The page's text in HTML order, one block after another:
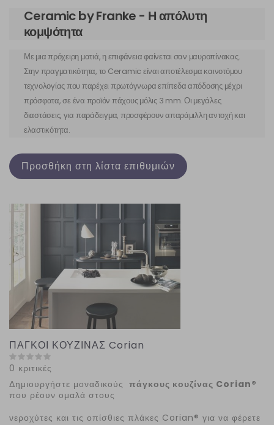
Ceramic by Franke - Η απόλυτη
κομψότητα
Με μια πρόχειρη ματιά, η επιφάνεια φαίνεται σαν μαυροπίνακας.
Στην πραγματικότητα, το Ceramic είναι αποτέλεσμα καινοτόμου
τεχνολογίας που παρέχει πρωτόγνωρα επίπεδα απόδοσης μέχρι
πρόσφατα, σε ένα προϊόν πάχους μόλις 3 mm. Οι μεγάλες
διαστάσεις, για παράδειγμα, προσφέρουν απαράμιλλη αντοχή και
ελαστικότητα.
Προσθήκη στη λίστα επιθυμιών
ΠΑΓΚΟΙ ΚΟΥΖΙΝΑΣ Corian
0 κριτικές
Δημιουργήστε μοναδικούς πάγκους κουζίνας Corian®
που ρέουν ομαλά στους
νεροχύτες και τις οπίσθιες πλάκες Corian® για να φέρετε